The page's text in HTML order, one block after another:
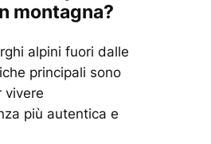
montagna?
alpini fuori dalle
principali sono
vivere
più autentica e